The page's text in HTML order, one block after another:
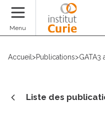
Menu
Accueil >Publications>GATA3
Liste des